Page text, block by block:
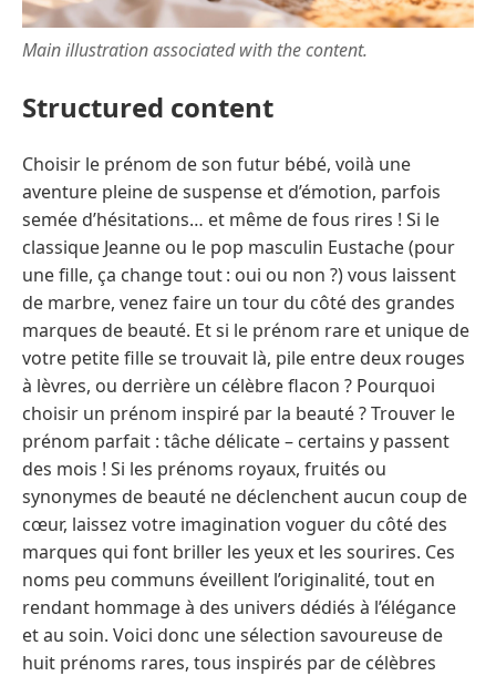
Main illustration associated with the content.
Structured content
Choisir le prénom de son futur bébé, voilà une
aventure pleine de suspense et d’émotion, parfois
semée d’hésitations… et même de fous rires ! Si le
classique Jeanne ou le pop masculin Eustache (pour
une fille, ça change tout : oui ou non ?) vous laissent
de marbre, venez faire un tour du côté des grandes
marques de beauté. Et si le prénom rare et unique de
votre petite fille se trouvait là, pile entre deux rouges
à lèvres, ou derrière un célèbre flacon ? Pourquoi
choisir un prénom inspiré par la beauté ? Trouver le
prénom parfait : tâche délicate – certains y passent
des mois ! Si les prénoms royaux, fruités ou
synonymes de beauté ne déclenchent aucun coup de
cœur, laissez votre imagination voguer du côté des
marques qui font briller les yeux et les sourires. Ces
noms peu communs éveillent l’originalité, tout en
rendant hommage à des univers dédiés à l’élégance
et au soin. Voici donc une sélection savoureuse de
huit prénoms rares, tous inspirés par de célèbres